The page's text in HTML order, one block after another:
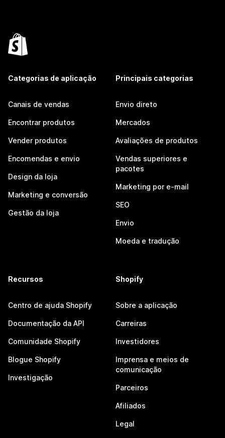
Categorias de aplicação
Canais de vendas
Encontrar produtos
Vender produtos
Encomendas e envio
Design da loja
Marketing e conversão
Gestão da loja
Principais categorias
Envio direto
Mercados
Avaliações de produtos
Vendas superiores e
pacotes
Marketing por e-mail
SEO
Envio
Moeda e tradução
Recursos
Centro de ajuda Shopify
Documentação da API
Comunidade Shopify
Blogue Shopify
Investigação
Shopify
Sobre a aplicação
Carreiras
Investidores
Imprensa e meios de
comunicação
Parceiros
Afiliados
Legal